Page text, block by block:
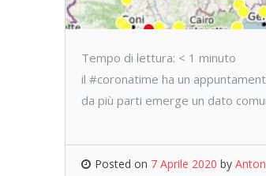
Tempo di lettura: < 1 minuto
il #coronatime ha un
da più parti emerge un dato
Posted on 7 Aprile 2020 by